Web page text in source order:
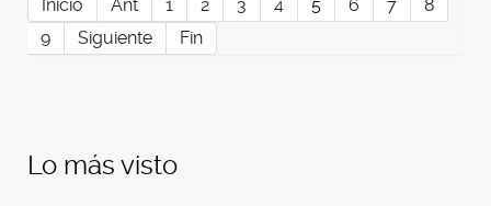
Inicio Ant 1 2 3 4 5 6 7
8
9
Siguiente Fin
Lo más visto